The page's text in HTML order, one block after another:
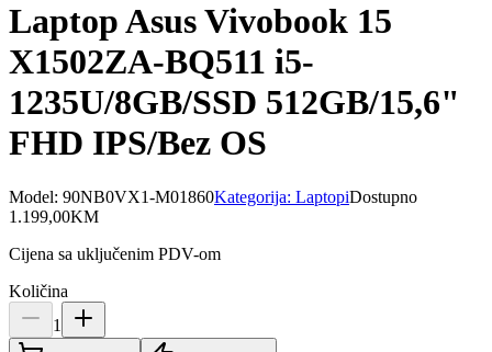
Laptop Asus Vivobook 15
X1502ZA-BQ511 i5-
1235U/8GB/SSD 512GB/15,6"
FHD IPS/Bez OS
Model: 90NB0VX1-M01860Kategorija: LaptopiDostupno
1.199,00KM
Cijena sa uključenim PDV-om
Količina
1